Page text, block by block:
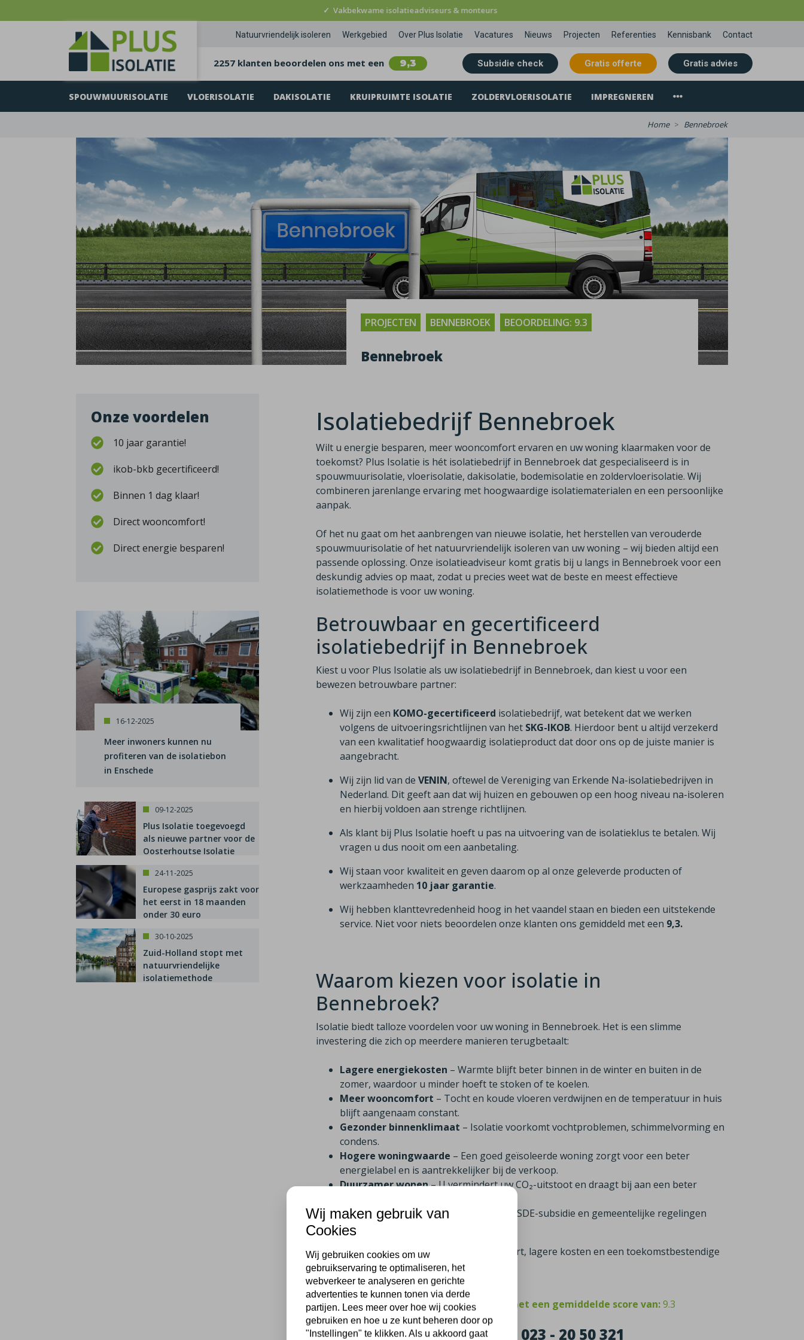
✓ Vakbekwame isolatieadviseurs & monteurs
Natuurvriendelijk isoleren Werkgebied Over Plus Isolatie Vacatures Nieuws Projecten Referenties Kennisbank Contact
2257 klanten beoordelen ons met een 9,3 Subsidie check Gratis offerte Gratis advies
SPOUWMUURISOLATIE VLOERISOLATIE DAKISOLATIE KRUIPRUIMTE ISOLATIE ZOLDERVLOERISOLATIE IMPREGNEREN
Home Bennebroek
Onze voordelen
10 jaar garantie!
ikob-bkb gecertificeerd!
Binnen 1 dag klaar!
Direct wooncomfort!
Direct energie besparen!
16-12-2025
Meer inwoners kunnen nu
profiteren van de isolatiebon
in Enschede
09-12-2025
Plus Isolatie toegevoegd
als nieuwe partner voor de
Oosterhoutse Isolatie
24-11-2025
Europese gasprijs zakt voor
het eerst in 18 maanden
onder 30 euro
30-10-2025
Zuid-Holland stopt met
natuurvriendelijke
isolatiemethode
PROJECTEN BENNEBROEK BEOORDELING: 9.3
Bennebroek
Isolatiebedrijf Bennebroek
Wilt u energie besparen, meer wooncomfort ervaren en uw woning klaarmaken voor de
toekomst? Plus Isolatie is hét isolatiebedrijf in Bennebroek dat gespecialiseerd is in
spouwmuurisolatie, vloerisolatie, dakisolatie, bodemisolatie en zoldervloerisolatie. Wij
combineren jarenlange ervaring met hoogwaardige isolatiematerialen en een persoonlijke
aanpak.
Of het nu gaat om het aanbrengen van nieuwe isolatie, het herstellen van verouderde
spouwmuurisolatie of het natuurvriendelijk isoleren van uw woning – wij bieden altijd een
passende oplossing. Onze isolatieadviseur komt gratis bij u langs in Bennebroek voor een
deskundig advies op maat, zodat u precies weet wat de beste en meest effectieve
isolatiemethode is voor uw woning.
Betrouwbaar en gecertificeerd
isolatiebedrijf in Bennebroek
Kiest u voor Plus Isolatie als uw isolatiebedrijf in Bennebroek, dan kiest u voor een
bewezen betrouwbare partner:
Wij zijn een KOMO-gecertificeerd isolatiebedrijf, wat betekent dat we werken
volgens de uitvoeringsrichtlijnen van het SKG-IKOB. Hierdoor bent u altijd verzekerd
van een kwalitatief hoogwaardig isolatieproduct dat door ons op de juiste manier is
aangebracht.
Wij zijn lid van deVENIN, oftewel de Vereniging van Erkende Na-isolatiebedrijven in
Nederland. Dit geeft aan dat wij huizen en gebouwen op een hoog niveau na-isoleren
en hierbij voldoen aan strenge richtlijnen.
Als klant bij Plus Isolatie hoeft u pas na uitvoering van de isolatieklus te betalen. Wij
vragen u dus nooit om een aanbetaling.
Wij staan voor kwaliteit en geven daarom op al onze geleverde producten of
werkzaamheden 10 jaar garantie.
Wij hebben klanttevredenheid hoog in het vaandel staan en bieden een uitstekende
service. Niet voor niets beoordelen onze klanten ons gemiddeld met een 9,3.
Waarom kiezen voor isolatie in
Bennebroek?
Isolatie biedt talloze voordelen voor uw woning in Bennebroek. Het is een slimme
investering die zich op meerdere manieren terugbetaalt:
Lagere energiekosten – Warmte blijft beter binnen in de winter en buiten in de
zomer, waardoor u minder hoeft te stoken of te koelen.
Meer wooncomfort – Tocht en koude vloeren verdwijnen en de temperatuur in huis
blijft aangenaam constant.
Gezonder binnenklimaat – Isolatie voorkomt vochtproblemen, schimmelvorming en
condens.
Hogere woningwaarde – Een goed geïsoleerde woning zorgt voor een beter
energielabel en is aantrekkelijker bij de verkoop.
Duurzamer wonen– U vermindert uw CO₂-uitstoot en draagt bij aan een beter
Aantrekkelijke subsidie
– Dankzij de ISDE-subsidie en gemeentelijke regelingen
verdient u uw investering sneller terug.
Met isolatie profiteert u dus van meer comfort, lagere kosten en een toekomstbestendige
woning.
Klanten uit Bennebroek beoordelen ons met een gemiddelde score van:9.3
Neem contact met ons via: 023 - 20 50 321
Wij maken gebruik van
Cookies
Wij gebruiken cookies om uw
gebruikservaring te optimaliseren, het
webverkeer te analyseren en gerichte
advertenties te kunnen tonen via derde
partijen. Lees meer over hoe wij cookies
gebruiken en hoe u ze kunt beheren door op
"Instellingen" te klikken. Als u akkoord gaat